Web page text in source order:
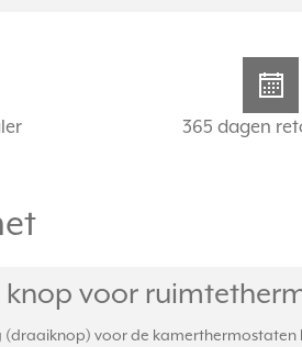
365 dagen
knop voor
(draaiknop) voor de kamerthermostaten